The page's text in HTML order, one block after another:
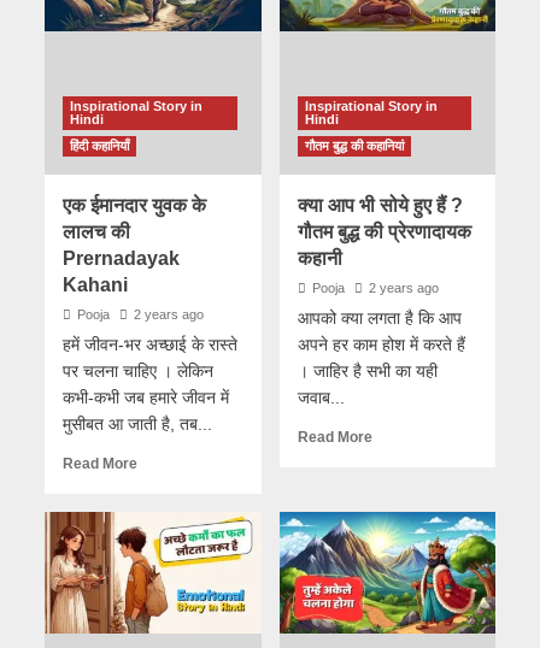
Inspirational Story in
Hindi
हिंदी कहानियाँ
एक ईमानदार युवक के
लालच की
Prernadayak
Kahani
Pooja 2 years ago
हमें जीवन-भर अच्छाई के रास्ते
पर चलना चाहिए । लेकिन
कभी-कभी जब हमारे जीवन में
मुसीबत आ जाती है, तब...
Read More
Inspirational Story in
Hindi
गौतम बुद्ध की कहानियां
क्या आप भी सोये हुए हैं ?
गौतम बुद्ध की प्रेरणादायक
कहानी
Pooja 2 years ago
आपको क्या लगता है कि आप
अपने हर काम होश में करते हैं
। जाहिर है सभी का यही
जवाब...
Read More